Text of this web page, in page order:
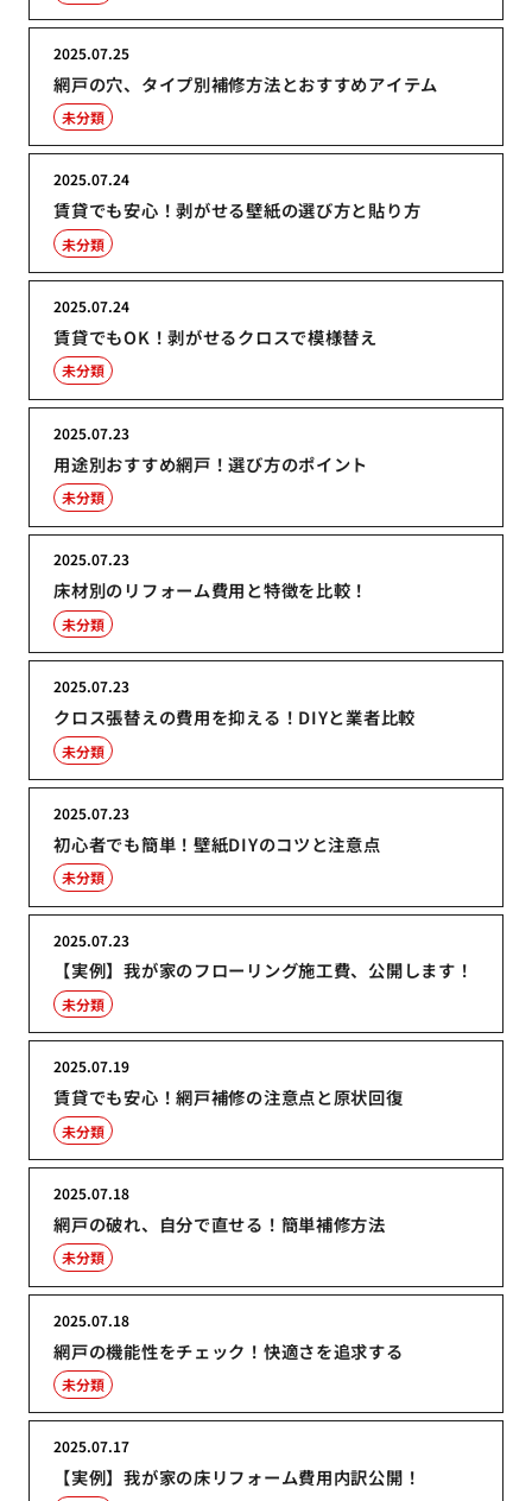
網戸の穴、タイプ別補修方法とおすすめアイテム
2025.07.25
未分類
賃貸でも安心！剥がせる壁紙の選び方と貼り方
2025.07.24
未分類
賃貸でもOK！剥がせるクロスで模様替え
2025.07.24
未分類
用途別おすすめ網戸！選び方のポイント
2025.07.23
未分類
床材別のリフォーム費用と特徴を比較！
2025.07.23
未分類
クロス張替えの費用を抑える！DIYと業者比較
2025.07.23
未分類
初心者でも簡単！壁紙DIYのコツと注意点
2025.07.23
未分類
【実例】我が家のフローリング施工費、公開します！
2025.07.23
未分類
賃貸でも安心！網戸補修の注意点と原状回復
2025.07.19
未分類
網戸の破れ、自分で直せる！簡単補修方法
2025.07.18
未分類
網戸の機能性をチェック！快適さを追求する
2025.07.18
未分類
【実例】我が家の床リフォーム費用内訳公開！
2025.07.17